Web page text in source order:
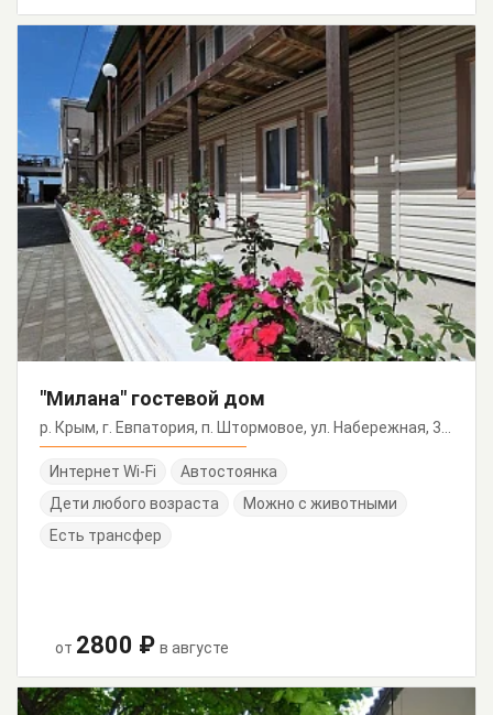
"Милана" гостевой дом
Интернет Wi-Fi
Автостоянка
Дети любого возраста
Можно с животными
Есть трансфер
от 2800 ₽ в августе